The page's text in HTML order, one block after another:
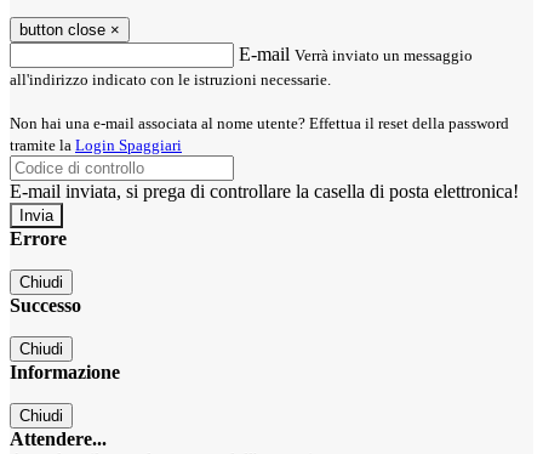
button close ×
E-mail Verrà inviato un messaggio
all'indirizzo indicato con le istruzioni necessarie.
Non hai una e-mail associata al nome utente? Effettua il reset della password
tramite la Login Spaggiari
E-mail inviata, si prega di controllare la casella di posta elettronica!
Errore
Chiudi
Successo
Chiudi
Informazione
Chiudi
Attendere...